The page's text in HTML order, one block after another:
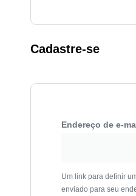
Cadastre-se
Endereço de e-
Um link para definir
enviado para seu